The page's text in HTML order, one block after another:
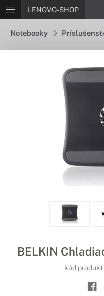
LENOVO-SHOP
Notebooky
BELKIN
kód